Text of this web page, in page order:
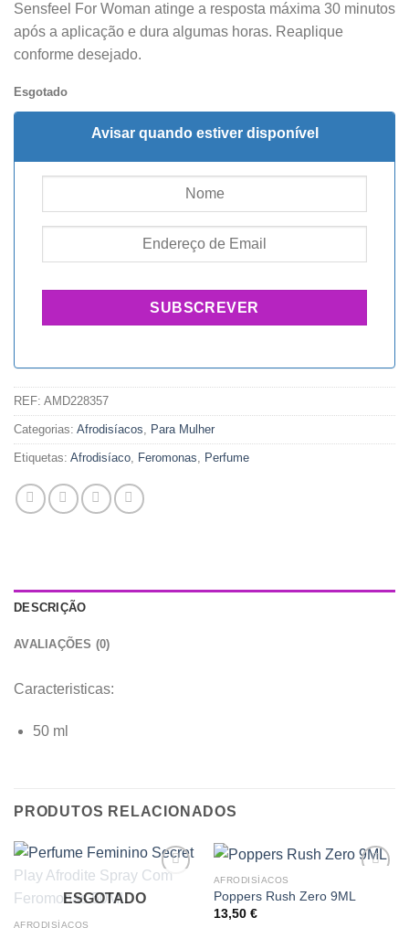
Sensfeel For Woman atinge a resposta máxima 30 minutos
após a aplicação e dura algumas horas. Reaplique
conforme desejado.
Esgotado
Avisar quando estiver disponível
REF: AMD228357
Categorias: Afrodisíacos Para Mulher
Etiquetas: Afrodisíaco Feromonas Perfume
DESCRIÇÃO
AVALIAÇÕES (0)
Caracteristicas:
50 ml
PRODUTOS RELACIONADOS
ESGOTADO
AFRODISÍACOS
wishlist
AFRODISÍACOS
Poppers Rush Zero 9ML
13,50 €